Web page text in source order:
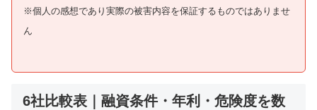
※個人の感想であり実際の被害内容を保証するものではありませ
ん
6社比較表｜融資条件・年利・危険度を数